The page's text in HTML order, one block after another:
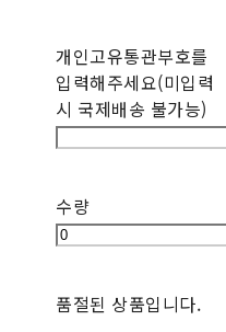
개인고유통관부호를
입력해주세요(미입력
시 국제배송 불가능)
수량
품절된 상품입니다.